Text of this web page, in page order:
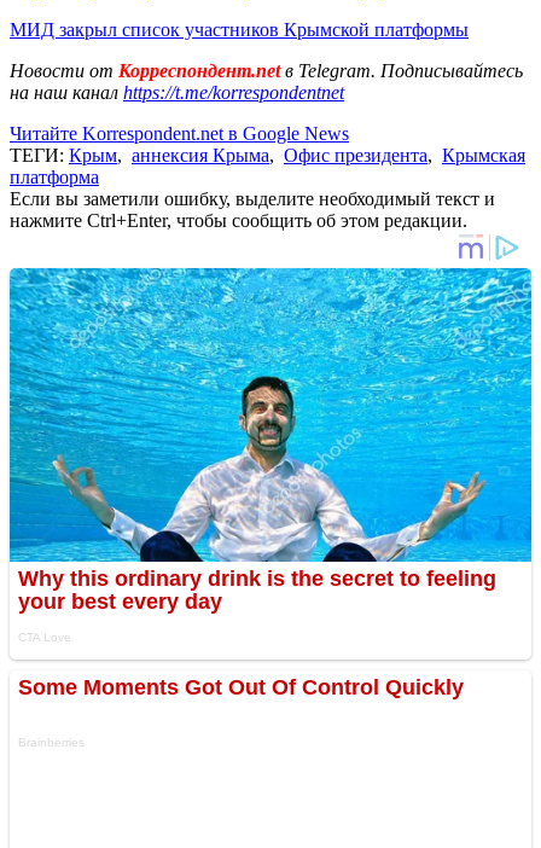
МИД закрыл список участников Крымской платформы
Новости от Корреспондент.netв Telegram. Подписывайтесь
на наш канал https://t.me/korrespondentnet
Читайте Korrespondent.net в Google News
ТЕГИ: Крым, аннексия Крыма, Офис президента, Крымская
платформа
Если вы заметили ошибку, выделите необходимый текст и
нажмите Ctrl+Enter, чтобы сообщить об этом редакции.